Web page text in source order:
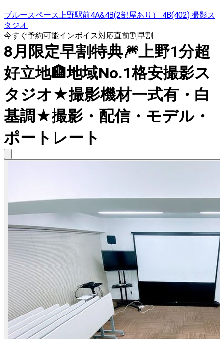
ブルースペース上野駅前4A&4B(2部屋あり） 4B(402) 撮影ス
タジオ
今すぐ予約可能インボイス対応直前割早割
8月限定早割特典🎆上野1分超
好立地🏦地域No.1格安撮影ス
タジオ★撮影機材一式有・白
基調★撮影・配信・モデル・
ポートレート